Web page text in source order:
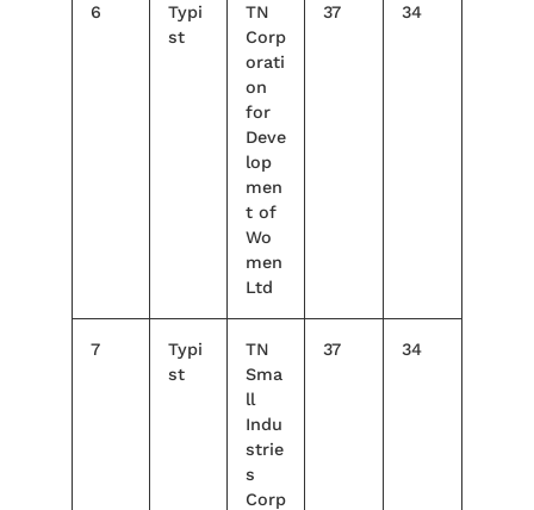
6
Typi
st
TN
Corp
orati
on
for
Deve
lop
men
t of
Wo
men
Ltd
37 34
7
Typi
st
TN
Sma
ll
Indu
strie
s
Corp
37 34